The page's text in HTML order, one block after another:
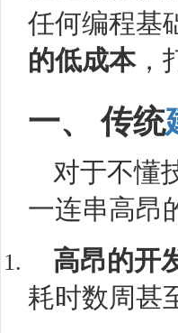
任何编程基
的低成本，
一、 传统
对于不懂
一连串高昂
高昂的开
耗时数周甚